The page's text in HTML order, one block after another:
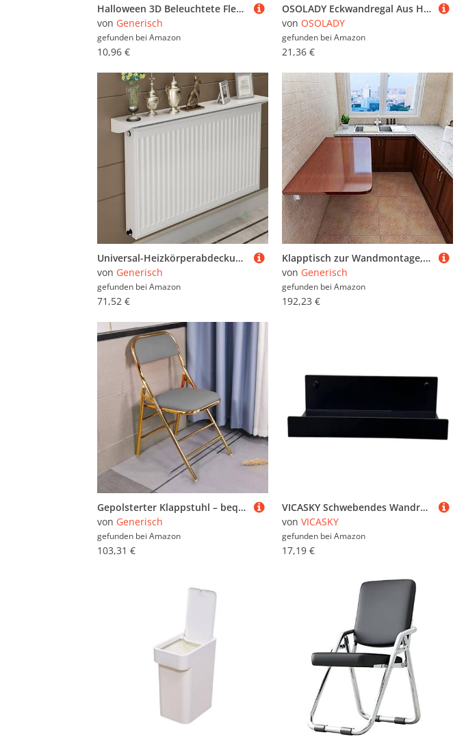
Halloween 3D Beleuchtete Fledermäuse, Beleuchtetes 3D Design LED Deko, 12 Stücke Wandsticker Deko für Innen Außen Wohnheim Schlafzimmer Büro Party Terrasse
von Generisch
gefunden bei Amazon
10,96 €
OSOLADY Eckwandregal Aus Holz Für Wandmontage Schwebendes Design Dekoratives Wandregal Zum Organisieren Von Kleinigkeiten
von OSOLADY
gefunden bei Amazon
21,36 €
Universal-Heizkörperabdeckung aus Aluminium – schwebendes Design für staubdichten Schutz und dekorative Pflanzenaufbewahrung, ideal für Zuhause, Büro, Küche und Wohnzimmer
von Generisch
gefunden bei Amazon
71,52 €
Klapptisch zur Wandmontage, platzsparender Klapptisch für Küche, Waschküche, Restaurant, Büro, vielseitiges und stilvolles Design
von Generisch
gefunden bei Amazon
192,23 €
Gepolsterter Klappstuhl – bequemes und langlebiges Design für Zuhause oder Büro
von Generisch
gefunden bei Amazon
103,31 €
VICASKY Schwebendes Wandregal mit Lippe aus Robustem Metall Platzsparend und Vielseitig für Küche Wohnzimmer Büro Modernes Nordisches Design Praktische Aufbewahrungslösung
von VICASKY
gefunden bei Amazon
17,19 €